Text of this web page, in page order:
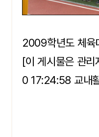
2009학년도 체육
[이 게시물은 관
0 17:24:58 교내